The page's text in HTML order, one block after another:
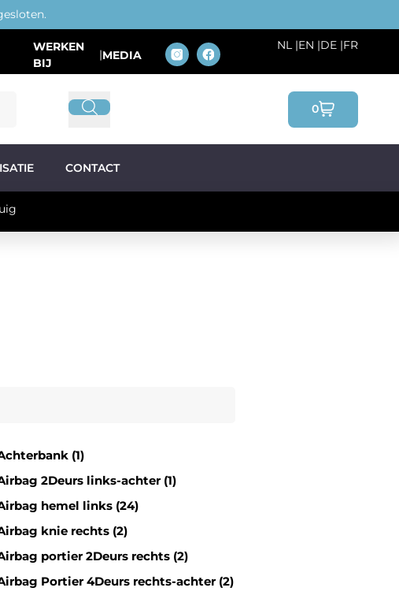
WERKEN
BIJ
|MEDIA
NL |EN |DE |FR
0
CONTACT
(1)
2Deurs links-achter (1)
hemel links (24)
knie rechts (2)
portier 2Deurs rechts (2)
Portier 4Deurs rechts-achter (2)